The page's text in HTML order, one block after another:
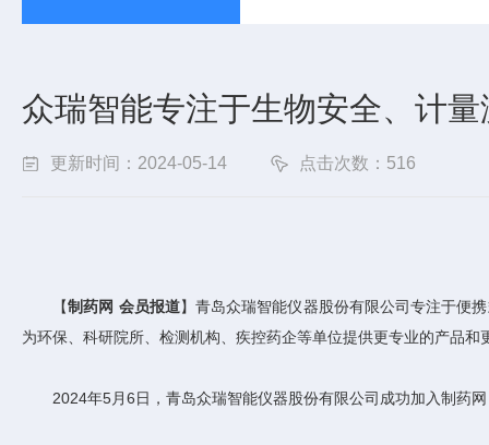
众瑞智能专注于生物安全、计
更新时间：2024-05-14 点击次数：516
【制药网 会员报道】青岛众瑞智能仪器股份有限公司专注于便
为环保、科研院所、检测机构、疾控药企等单位提供更专业的产品和
2024年5月6日，青岛众瑞智能仪器股份有限公司成功加入制药网